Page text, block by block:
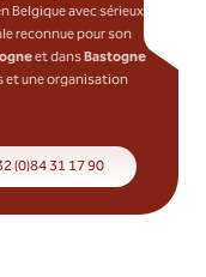
avec sérieux,
reconnue pour son
et dansBastogne
et une organisation
(0)84 31 17 90